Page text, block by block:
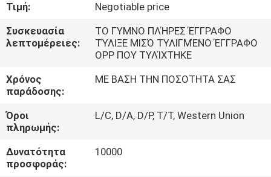
ΕΛΆΤΕ
ΣΕ
ΕΠΑΦΉ
ΜΕ
ΕΙΔΉΣΕΙΣ
SITEMAP
Τιμή:
Negotiable price
Συσκευασία
λεπτομέρειες:
ΤΟ ΓΥΜΝΟ ΠΛΉΡΕΣ ΈΓΓΡΑΦΟ
ΤΎΛΙΞΕ ΜΙΣΌ ΤΥΛΙΓΜΈΝΟ ΈΓΓΡΑΦΟ
OPP ΠΟΥ ΤΥΛΊΧΤΗΚΕ
Χρόνος
παράδοσης:
ΜΕ ΒΑΣΗ ΤΗΝ ΠΟΣΟΤΗΤΑ ΣΑΣ
Όροι
πληρωμής:
L/C, D/A, D/P, T/T, Western Union
Δυνατότητα
προσφοράς:
10000